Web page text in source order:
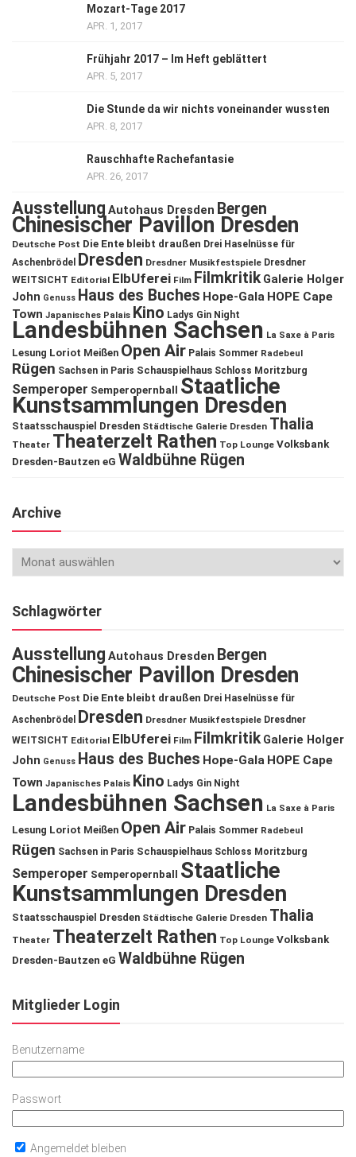
Mozart-Tage 2017
APR. 1, 2017
Frühjahr 2017 – Im Heft geblättert
APR. 5, 2017
Die Stunde da wir nichts voneinander wussten
APR. 8, 2017
Rauschhafte Rachefantasie
APR. 26, 2017
Ausstellung Autohaus Dresden Bergen
Chinesischer Pavillon Dresden
Deutsche Post Die Ente bleibt draußen Drei Haselnüsse für
Aschenbrödel
Dresden Dresdner Musikfestspiele Dresdner
WEITSICHT Editorial ElbUferei Film Filmkritik Galerie Holger
John Genuss Haus des Buches Hope-Gala HOPE Cape
Town Japanisches Palais Kino Ladys Gin Night
Landesbühnen Sachsen La Saxe à Paris
Lesung Loriot Meißen Open Air Palais Sommer Radebeul
Rügen Sachsen in Paris Schauspielhaus Schloss Moritzburg
Semperoper Semperopernball Staatliche
Kunstsammlungen Dresden
Staatsschauspiel Dresden Städtische Galerie Dresden Thalia
Theater Theaterzelt Rathen Top Lounge Volksbank
Dresden-Bautzen eG Waldbühne Rügen
Archive
Schlagwörter
Ausstellung Autohaus Dresden Bergen
Chinesischer Pavillon Dresden
Deutsche Post Die Ente bleibt draußen Drei Haselnüsse für
Aschenbrödel
Dresden Dresdner Musikfestspiele Dresdner
WEITSICHT Editorial ElbUferei Film Filmkritik Galerie Holger
John Genuss Haus des Buches Hope-Gala HOPE Cape
Town Japanisches Palais Kino Ladys Gin Night
Landesbühnen Sachsen La Saxe à Paris
Lesung Loriot Meißen Open Air Palais Sommer Radebeul
Rügen Sachsen in Paris Schauspielhaus Schloss Moritzburg
Semperoper Semperopernball
Staatliche
Kunstsammlungen Dresden
Staatsschauspiel Dresden Städtische Galerie Dresden Thalia
Theater Theaterzelt Rathen Top Lounge Volksbank
Dresden-Bautzen eG Waldbühne Rügen
Mitglieder Login
Benutzername
Passwort
Angemeldet bleiben